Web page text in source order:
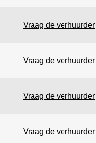
Vraag de verhuurder
Vraag de verhuurder
Vraag de verhuurder
Vraag de verhuurder